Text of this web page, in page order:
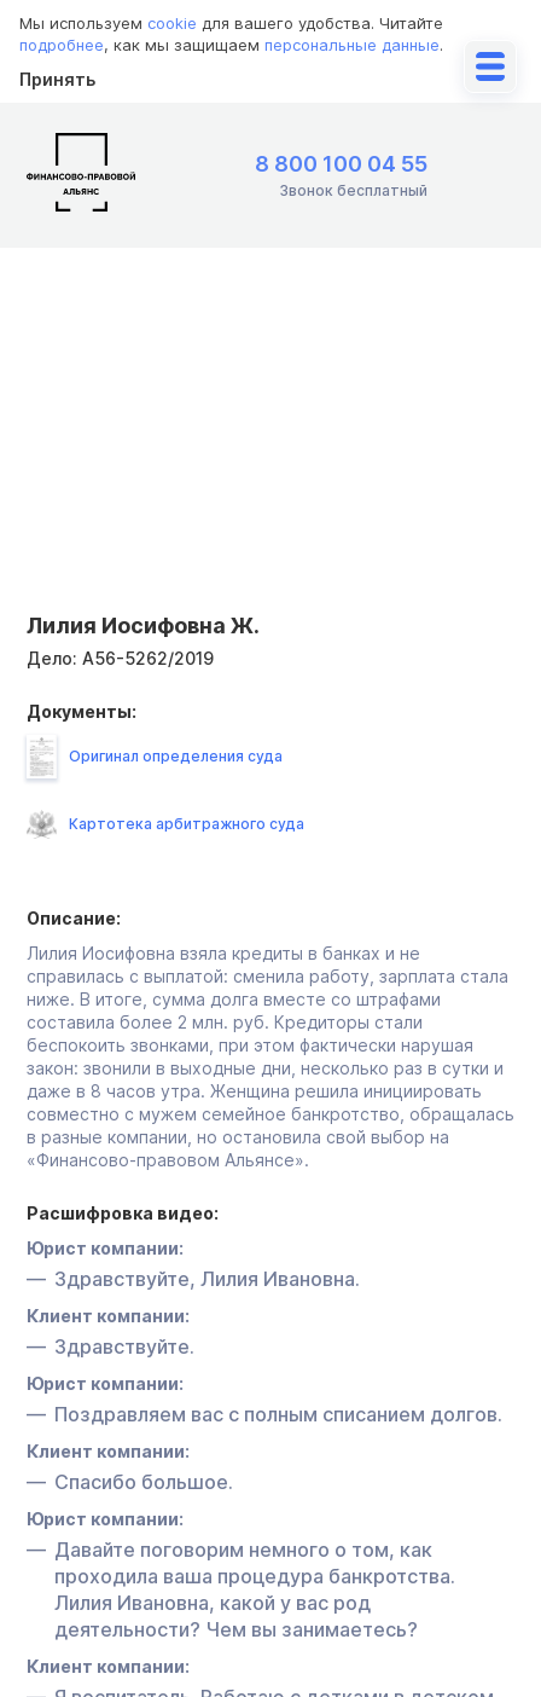
Мы используем cookie для вашего удобства. Читайте
подробнее, как мы защищаем персональные данные.
Принять
8 800 100 04 55
Звонок бесплатный
Лилия Иосифовна Ж.
Дело: А56-5262/2019
Описание:
Лилия Иосифовна взяла кредиты в банках и не
справилась с выплатой: сменила работу, зарплата стала
ниже. В итоге, сумма долга вместе со штрафами
составила более 2 млн. руб. Кредиторы стали
беспокоить звонками, при этом фактически нарушая
закон: звонили в выходные дни, несколько раз в сутки и
даже в 8 часов утра. Женщина решила инициировать
совместно с мужем семейное банкротство, обращалась
в разные компании, но остановила свой выбор на
«Финансово-правовом Альянсе».
Расшифровка видео:
Юрист компании:
Здравствуйте, Лилия Ивановна.
Клиент компании:
Здравствуйте.
Юрист компании:
Поздравляем вас с полным списанием долгов.
Клиент компании:
Спасибо большое.
Юрист компании:
Давайте поговорим немного о том, как
проходила ваша процедура банкротства.
Лилия Ивановна, какой у вас род
деятельности? Чем вы занимаетесь?
Клиент компании:
Документы:
Оригинал определения суда
Картотека арбитражного суда